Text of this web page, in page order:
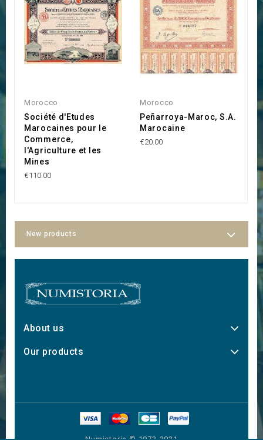
Morocco
Société d'Etudes
Marocaines pour le
Commerce,
l'Agriculture et les
Mines
€110.00
Morocco
Peñarroya-Maroc, S.A.
Marocaine
€20.00
New products
About us
Our products